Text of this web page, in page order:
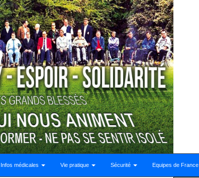
Infos médicales Vie pratique Sécurité Equipes de France